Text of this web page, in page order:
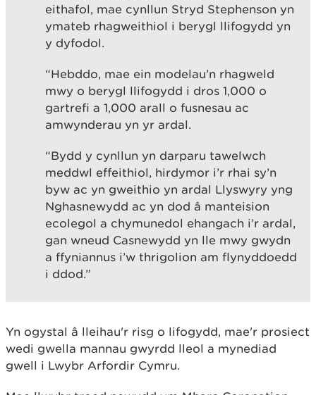
eithafol, mae cynllun Stryd Stephenson yn
ymateb rhagweithiol i berygl llifogydd yn
y dyfodol.
“Hebddo, mae ein modelau’n rhagweld
mwy o berygl llifogydd i dros 1,000 o
gartrefi a 1,000 arall o fusnesau ac
amwynderau yn yr ardal.
“Bydd y cynllun yn darparu tawelwch
meddwl effeithiol, hirdymor i’r rhai sy’n
byw ac yn gweithio yn ardal Llyswyry yng
Nghasnewydd ac yn dod â manteision
ecolegol a chymunedol ehangach i’r ardal,
gan wneud Casnewydd yn lle mwy gwydn
a ffyniannus i’w thrigolion am flynyddoedd
i ddod.”
Yn ogystal â lleihau'r risg o lifogydd, mae'r prosiect
wedi gwella mannau gwyrdd lleol a mynediad
gwell i Lwybr Arfordir Cymru.